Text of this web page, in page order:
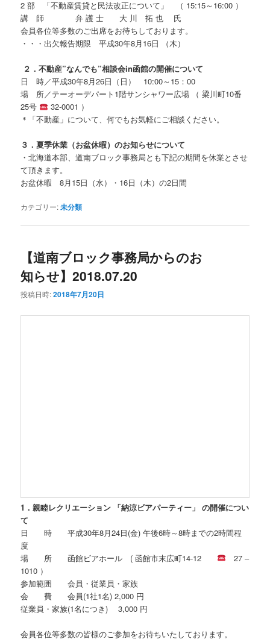
2 部 「不動産賃貸と民法改正について」 （ 15:15～16:00 ）
講 師 弁 護 士 大 川 拓 也 氏
会員各位等多数のご出席をお待ちしております。
・・・出欠報告期限 平成30年8月16日 （木）
２．不動産”なんでも”相談会in函館の開催について
日 時／平成30年8月26日（日） 10:00～15：00
場 所／テーオーデパート1階サンシャワー広場 （ 梁川町10番
25号
32-0001 ）
＊「不動産」について、何でもお気軽にご相談ください。
３．夏季休業（お盆休暇）のお知らせについて
・北海道本部、道南ブロック事務局とも下記の期間を休業とさせ
て頂きます。
お盆休暇 8月15日（水）・16日（木）の2日間
カテゴリー:未分類
【道南ブロック事務局からのお
知らせ】2018.07.20
投稿日時:2018年7月20日
1．親睦レクリエーション 「納涼ビアパーティー」 の開催につい
て
日 時 平成30年8月24日(金) 午後6時～8時までの2時間程
度
場 所 函館ビアホール ( 函館市末広町14-12
27 –
1010 ）
参加範囲 会員・従業員・家族
会 費 会員(1社1名) 2,000 円
従業員・家族(1名につき) 3,000 円
会員各位等多数の皆様のご参加をお待ちいたしております。